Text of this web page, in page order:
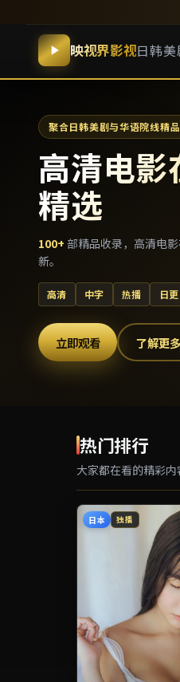
映视界影视日韩
聚合日韩美剧与华语院线精
高清电
精选
100+ 部精品收录， 高清电
新。
高清 中字 热播 日更
立即观看 了解更多
热门排行
大家都在看的精彩内
日本 独播